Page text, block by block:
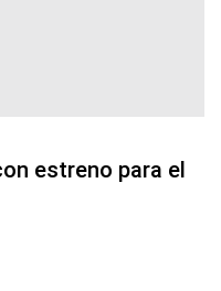
estreno para el